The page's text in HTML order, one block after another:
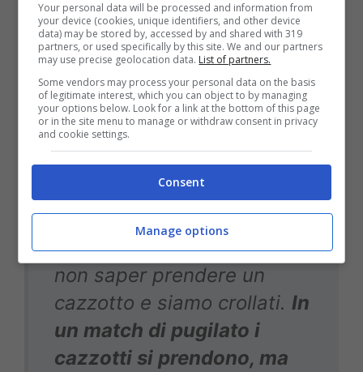
loro e abbiamo corso come
loro, in genere chi non ha la
palla corre di più.
Sicuramente il secondo
tempo è stato non
all’altezza: abbiamo perso
tutti i duelli aerei, al
secondo tiro ci hanno fatto
gol, abbiamo dimostrato di
non saper prendere un
cazzotto e siamo crollati. In
un match di pugilato i
cazzotti si prendono, ma
Your personal data will be processed and information from
your device (cookies, unique identifiers, and other device
data) may be stored by, accessed by and shared with 319
partners, or used specifically by this site. We and our partners
may use precise geolocation data. List of partners.
Some vendors may process your personal data on the basis
of legitimate interest, which you can object to by managing
your options below. Look for a link at the bottom of this page
or in the site menu to manage or withdraw consent in privacy
and cookie settings.
Consent
Manage options